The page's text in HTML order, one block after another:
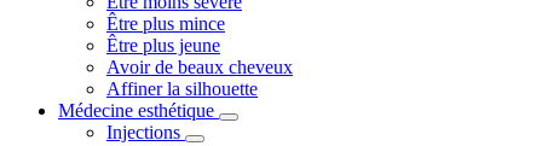
Être plus mince
Être plus jeune
Avoir de beaux cheveux
Affiner la silhouette
Médecine esthétique
Injections